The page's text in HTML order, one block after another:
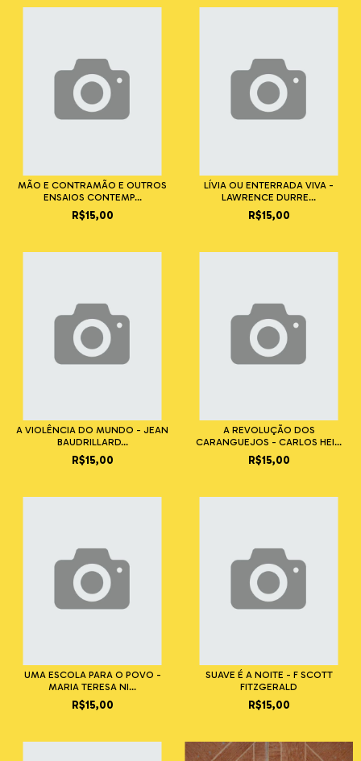
MÃO E CONTRAMÃO E OUTROS
ENSAIOS CONTEMP...
R$15,00
LÍVIA OU ENTERRADA VIVA -
LAWRENCE DURRE...
R$15,00
A VIOLÊNCIA DO MUNDO - JEAN
BAUDRILLARD...
R$15,00
A REVOLUÇÃO DOS
CARANGUEJOS - CARLOS HEI...
R$15,00
UMA ESCOLA PARA O POVO -
MARIA TERESA NI...
R$15,00
SUAVE É A NOITE - F SCOTT
FITZGERALD
R$15,00